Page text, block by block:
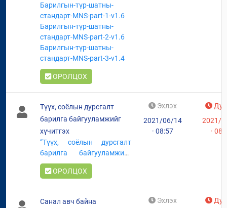
Барилгын-түр-шатны-
стандарт-MNS-part-1-v1.6
Барилгын-түр-шатны-
стандарт-MNS-part-2-v1.6
Барилгын-түр-шатны-
стандарт-MNS-part-3-v1.4
ОРОЛЦОХ
Түүх, соёлын дурсгалт
барилга байгууламжийг
хүчитгэх
“Түүх, соёлын дурсгалт
барилга байгууламжийг
хүчитгэх замаар
ашиглалтын хугацааг
тайланд санал авч байна
ОРОЛЦОХ
Эхлэх
2021/06/14
· 08:57
2021/
·
Санал авч байна
Эхлэх